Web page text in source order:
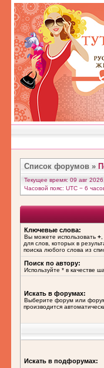
Список форумов »
Текущее время: 09 авг
Часовой пояс: UTC − 6
Ключевые слова:
Вы можете использовать +
для слов, которых в
поиска любого слова из
Поиск по автору:
Используйте * в качестве
Искать в форумах:
Выберите форум или
производится
Искать в подфорумах: